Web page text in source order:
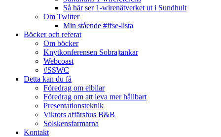
Så här ser 1-wirenätverket ut i Sundhult
Om Twitter
Min stående #ffse-lista
Böcker och referat
Om böcker
Knytkonferensen Sobra|tankar
Webcoast
#SSWC
Detta kan du få
Föredrag om elbilar
Föredrag om att leva mer hållbart
Presentationsteknik
Viktors affärshus B&B
Solskensfarmarna
Kontakt